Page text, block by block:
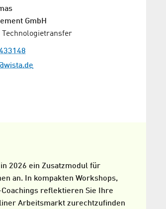
GmbH
2026 ein Zusatzmodul für
an. In kompakten Workshops,
reflektieren Sie Ihre
Arbeitsmarkt zurechtzufinden